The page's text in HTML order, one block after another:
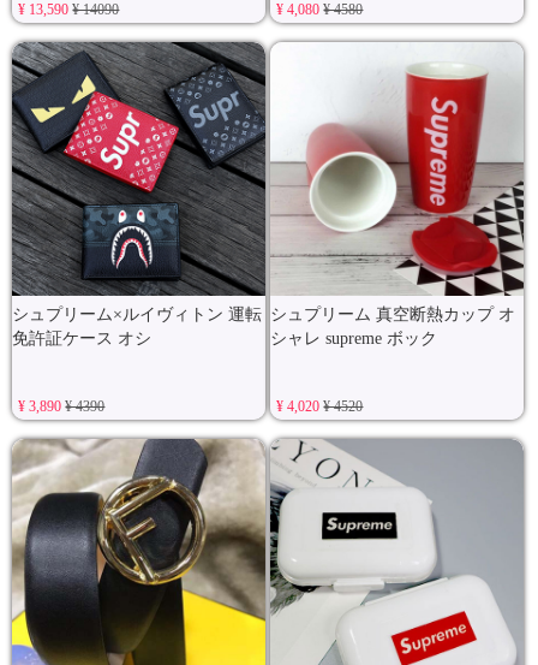
¥ 13,590¥ 14090 ¥ 4,080¥ 4580
シュプリーム×ルイヴィトン 運転
免許証ケース オシ
¥ 3,890¥ 4390
シュプリーム 真空断熱カップ オ
シャレ supreme ボック
¥ 4,020¥ 4520